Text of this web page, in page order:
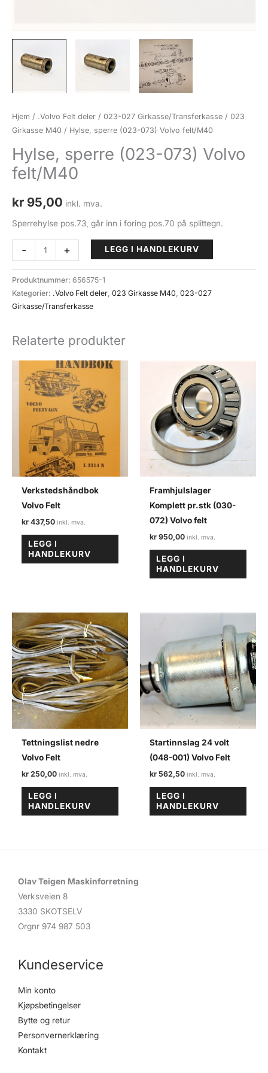
Hjem / .Volvo Felt deler / 023-027 Girkasse/Transferkasse / 023
Girkasse M40 / Hylse, sperre (023-073) Volvo felt/M40
Hylse, sperre (023-073) Volvo
felt/M40
kr 95,00 inkl. mva.
Sperrehylse pos.73, går inn i foring pos.70 på splittegn.
-
sperre
(023-
073)
Volvo
antall
+ LEGG I HANDLEKURV
Produktnummer: 656575-1
Kategorier: .Volvo Felt deler 023 Girkasse M40 023-027
Girkasse/Transferkasse
Relaterte produkter
Verkstedshåndbok
Volvo Felt
kr 437,50
LEGG I
HANDLEKURV
Framhjulslager
Komplett pr.stk (030-
072) Volvo felt
kr 950,00
LEGG I
HANDLEKURV
Tettningslist nedre
Volvo Felt
kr 250,00
LEGG I
HANDLEKURV
Startinnslag 24 volt
(048-001) Volvo Felt
kr 562,50
LEGG I
HANDLEKURV
Olav Teigen Maskinforretning
Verksveien 8
3330 SKOTSELV
Orgnr 974 987 503
Kundeservice
Min konto
Kjøpsbetingelser
Bytte og retur
Personvernerklæring
Kontakt